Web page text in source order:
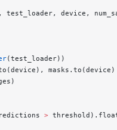
test_loader, device,
(test_loader))
masks.to(device)
>